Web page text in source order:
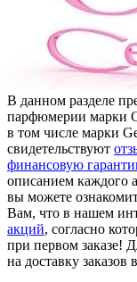
В данном разделе
парфюмерии марки
в том числе марки
свидетельствуют
финансовую
описанием каждого
вы можете
Вам, что в нашем
акций, согласно
при первом заказе!
на доставку заказов